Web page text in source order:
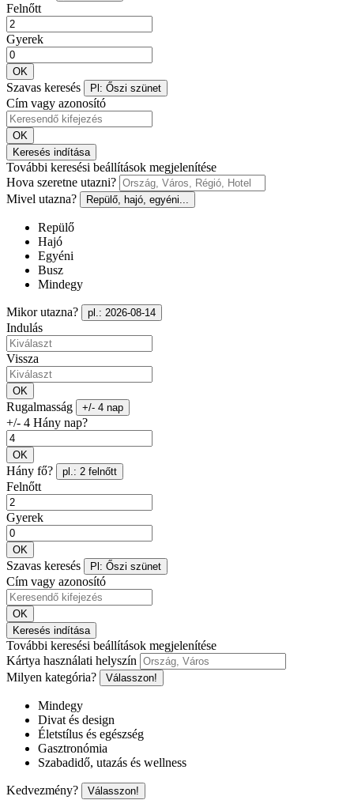
Felnőtt
Gyerek
OK
Szavas keresés Pl: Őszi szünet
Cím vagy azonosító
OK
Keresés indítása
További keresési beállítások megjelenítése
Hova szeretne utazni?
Mivel utazna?
Repülő, hajó, egyéni...
Repülő
Hajó
Egyéni
Busz
Mindegy
Mikor utazna? pl.: 2026-08-14
Indulás
Vissza
OK
Rugalmasság +/- 4 nap
+/- 4 Hány nap?
OK
Hány fő? pl.: 2 felnőtt
Felnőtt
Gyerek
OK
Szavas keresés Pl: Őszi szünet
Cím vagy azonosító
OK
Keresés indítása
További keresési beállítások megjelenítése
Kártya használati helyszín
Milyen kategória?
Válasszon!
Mindegy
Divat és design
Életstílus és egészség
Gasztronómia
Szabadidő, utazás és wellness
Kedvezmény? Válasszon!